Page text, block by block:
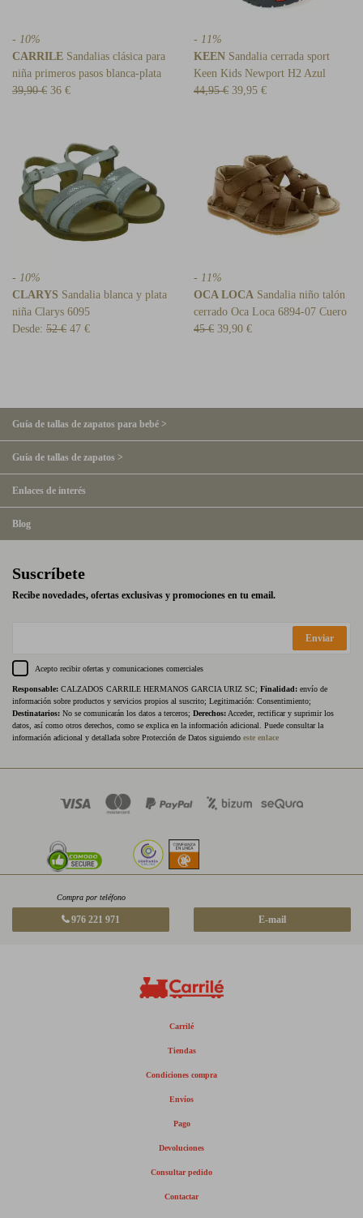
- 10%
CARRILE Sandalias clásica para
niña primeros pasos blanca-plata
39,90 € 36 €
- 11%
KEEN Sandalia cerrada sport
Keen Kids Newport H2 Azul
44,95 € 39,95 €
- 10%
CLARYS Sandalia blanca y plata
niña Clarys 6095
Desde: 52 € 47 €
- 11%
OCA LOCA Sandalia niño talón
cerrado Oca Loca 6894-07 Cuero
45 € 39,90 €
Guía de tallas de zapatos para bebé >
Guía de tallas de zapatos >
Enlaces de interés
Blog
Suscríbete
Recibe novedades, ofertas exclusivas y promociones en tu email.
Enviar
Acepto recibir ofertas y comunicaciones comerciales
Responsable: CALZADOS CARRILE HERMANOS GARCIA URIZ SC; Finalidad: envío de
información sobre productos y servicios propios al suscrito; Legitimación: Consentimiento;
Destinatarios: No se comunicarán los datos a terceros; Derechos: Acceder, rectificar y suprimir los
datos, así como otros derechos, como se explica en la información adicional. Puede consultar la
información adicional y detallada sobre Protección de Datos siguiendo este enlace
Compra por teléfono
976 221 971 E-mail
Carrilé
Tiendas
Condiciones compra
Envíos
Pago
Devoluciones
Consultar pedido
Contactar